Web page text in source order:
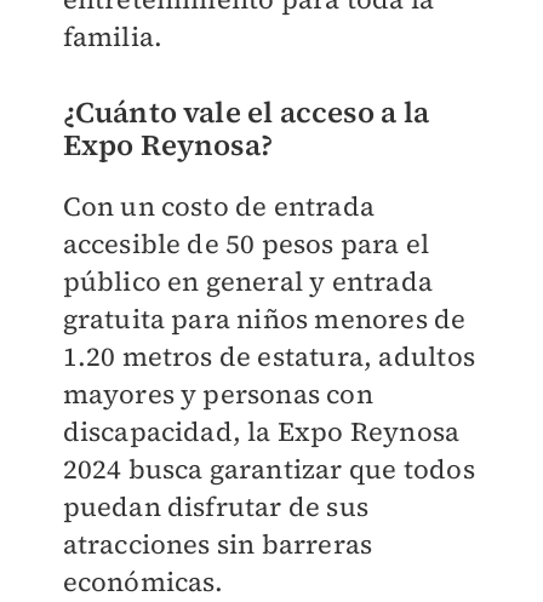
familia.
¿Cuánto vale el acceso a la
Expo Reynosa?
Con un costo de entrada
accesible de 50 pesos para el
público en general y entrada
gratuita para niños menores de
1.20 metros de estatura, adultos
mayores y personas con
discapacidad, la Expo Reynosa
2024 busca garantizar que todos
puedan disfrutar de sus
atracciones sin barreras
económicas.